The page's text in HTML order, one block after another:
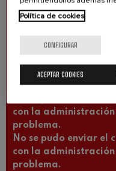
problema.
No se pudo enviar el
problema.
con la
problema.
con la administración
problema.
No se pudo enviar el
con la administración
problema.
Política de cookies
CONFIGURAR
ACEPTAR COOKIES